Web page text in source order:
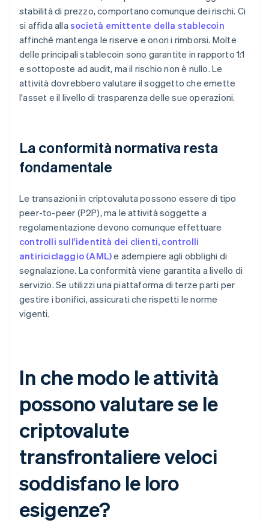
stabilità di prezzo, comportano comunque dei rischi. Ci
si affida allasocietà emittente della stablecoin
affinché mantenga le riserve e onori i rimborsi. Molte
delle principali stablecoin sono garantite in rapporto 1:1
e sottoposte ad audit, ma il rischio non è nullo. Le
attività dovrebbero valutare il soggetto che emette
l'asset e il livello di trasparenza delle sue operazioni.
La conformità normativa resta
fondamentale
Le transazioni in criptovaluta possono essere di tipo
peer-to-peer (P2P), ma le attività soggette a
regolamentazione devono comunque effettuare
controlli sull'identità dei clienti, controlli
antiriciclaggio (AML)e adempiere agli obblighi di
segnalazione. La conformità viene garantita a livello di
servizio. Se utilizzi una piattaforma di terze parti per
gestire i bonifici, assicurati che rispetti le norme
vigenti.
In che modo le attività
possono valutare se le
criptovalute
transfrontaliere veloci
soddisfano le loro
esigenze?